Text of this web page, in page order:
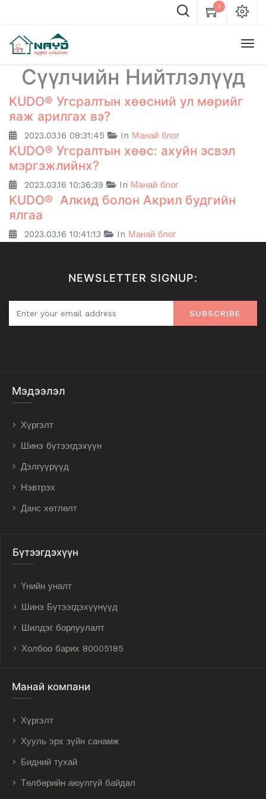
0
Сүүлчийн Нийтлэлүүд
KUDO® Угсралтын хөөсний ул мөрийг
яаж арилгах вэ?
2023.03.16 08:31:45 In Манай блог
KUDO® Угсралтын хөөс: ахуйн эсвэл
мэргэжлийнх?
2023.03.16 10:36:39 In Манай блог
KUDO® Алкид болон Акрил будгийн
ялгаа
2023.03.16 10:41:13 In Манай блог
NEWSLETTER SIGNUP:
SUBSCRIBE
Мэдээлэл
Хүргэлт
Шинэ бүтээгдэхүүн
Дэлгүүрүүд
Нэвтрэх
Данс хөтлөлт
Бүтээгдэхүүн
Үнийн уналт
Шинэ Бүтээгдэхүүнүүд
Шилдэг борлуулалт
Холбоо барих 80005185
Манай компани
Хүргэлт
Хууль эрх зүйн санамж
Бидний тухай
Төлбөрийн аюулгүй байдал